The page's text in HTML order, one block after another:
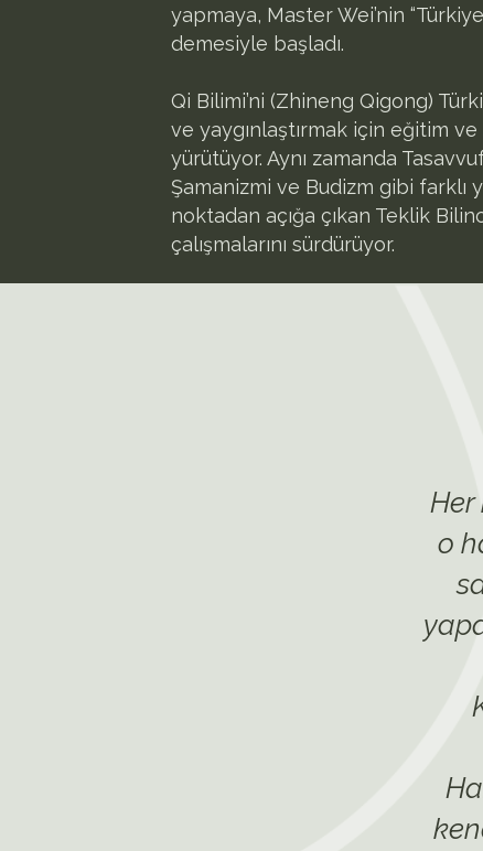
yapmaya, Master Wei’nin
demesiyle başladı.
Qi Bilimi’ni (Zhineng Qigong)
ve yaygınlaştırmak için eğitim ve
yürütüyor. Aynı zamanda
Şamanizmi ve Budizm gibi farklı
noktadan açığa çıkan Teklik
çalışmalarını sürdürüyor.
o